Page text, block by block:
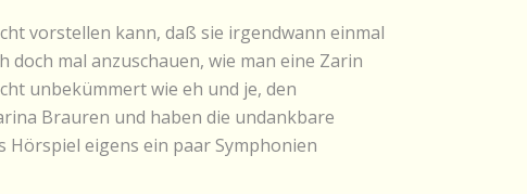
vorstellen kann, daß sie irgendwann einmal
mal anzuschauen, wie man eine Zarin
unbekümmert wie eh und je, den
Brauren und haben die undankbare
eigens ein paar Symphonien